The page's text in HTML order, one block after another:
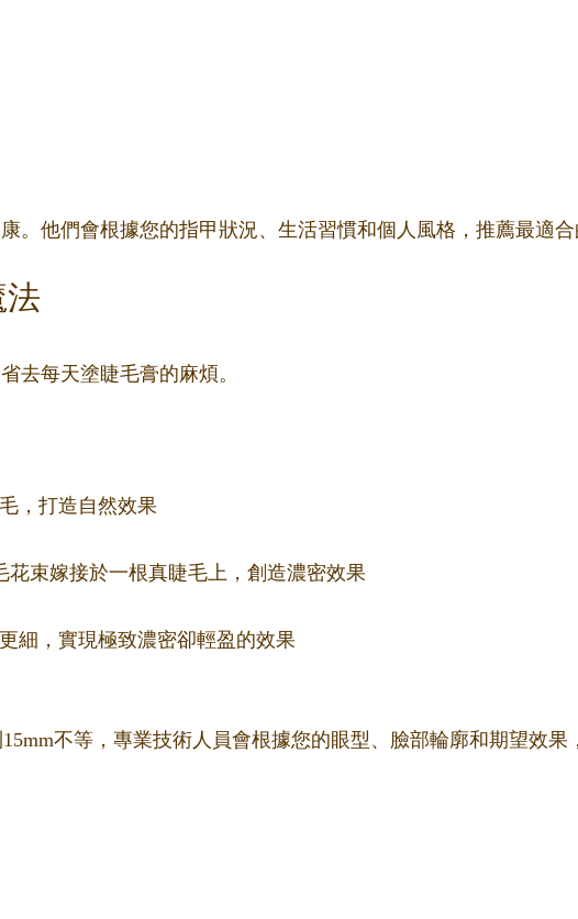
。他們會根據您的指甲狀況、生活習慣和個人風格，推薦最適合
去每天塗睫毛膏的麻煩。
，打造自然效果
束嫁接於一根真睫毛上，創造濃密效果
細，實現極致濃密卻輕盈的效果
不等，專業技術人員會根據您的眼型、臉部輪廓和期望效果